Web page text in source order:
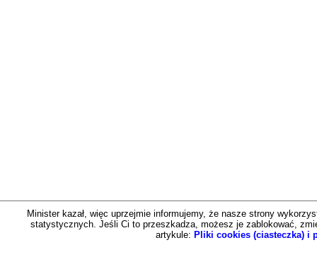
Minister kazał, więc uprzejmie informujemy, że nasze strony
statystycznych. Jeśli Ci to przeszkadza, możesz je zablokować,
artykule: Pliki cookies (ciasteczka) i